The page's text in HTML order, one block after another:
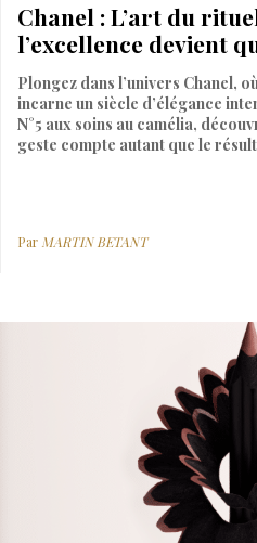
Chanel : L’art du
l’excellence devient
Plongez dans l’univers Chanel,
incarne un siècle d’élégance
N°5 aux soins au camélia,
geste compte autant que le
ParMARTIN BETANT